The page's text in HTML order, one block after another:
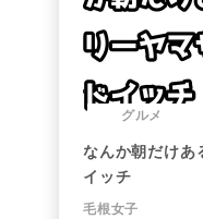
グルメ
なんか朝だけあ
イッチ
毛根女子